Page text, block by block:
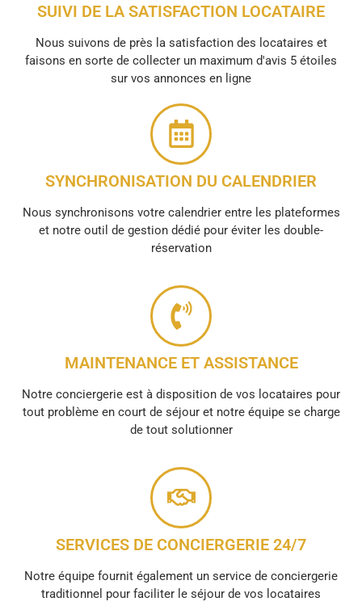
SUIVI DE LA SATISFACTION LOCATAIRE
Nous suivons de près la satisfaction des locataires et
faisons en sorte de collecter un maximum d'avis 5 étoiles
sur vos annonces en ligne
SYNCHRONISATION DU CALENDRIER
Nous synchronisons votre calendrier entre les plateformes
et notre outil de gestion dédié pour éviter les double-
réservation
MAINTENANCE ET ASSISTANCE
Notre conciergerie est à disposition de vos locataires pour
tout problème en court de séjour et notre équipe se charge
de tout solutionner
SERVICES DE CONCIERGERIE 24/7
Notre équipe fournit également un service de conciergerie
traditionnel pour faciliter le séjour de vos locataires